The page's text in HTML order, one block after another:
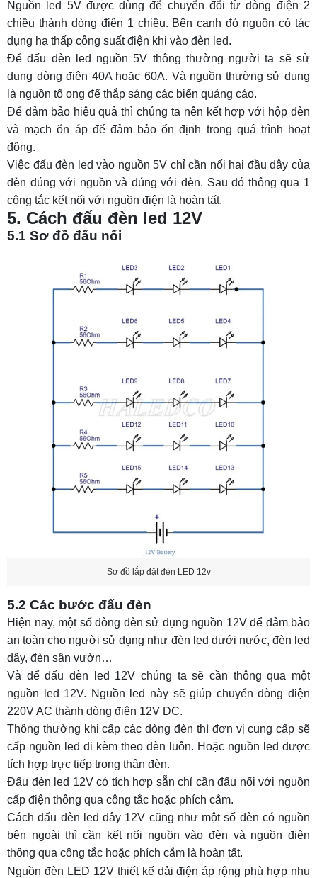
Nguồn led 5V được dùng để chuyển đổi từ dòng điện 2
chiều thành dòng điện 1 chiều. Bên cạnh đó nguồn có tác
dụng hạ thấp công suất điện khi vào đèn led.
Để đấu đèn led nguồn 5V thông thường người ta sẽ sử
dụng dòng điện 40A hoặc 60A. Và nguồn thường sử dụng
là nguồn tổ ong để thắp sáng các biển quảng cáo.
Để đảm bảo hiệu quả thì chúng ta nên kết hợp với hộp đèn
và mạch ổn áp để đảm bảo ổn định trong quá trình hoạt
động.
Việc đấu đèn led vào nguồn 5V chỉ cần nối hai đầu dây của
đèn đúng với nguồn và đúng với đèn. Sau đó thông qua 1
công tắc kết nối với nguồn điện là hoàn tất.
5. Cách đấu đèn led 12V
5.1 Sơ đồ đấu nối
Sơ đồ lắp đặt đèn LED 12v
5.2 Các bước đấu đèn
Hiện nay, một số dòng đèn sử dụng nguồn 12V để đảm bảo
an toàn cho người sử dụng như đèn led dưới nước, đèn led
dây, đèn sân vườn…
Và để đấu đèn led 12V chúng ta sẽ cần thông qua một
nguồn led 12V. Nguồn led này sẽ giúp chuyển dòng điện
220V AC thành dòng điện 12V DC.
Thông thường khi cấp các dòng đèn thì đơn vị cung cấp sẽ
cấp nguồn led đi kèm theo đèn luôn. Hoặc nguồn led được
tích hợp trực tiếp trong thân đèn.
Đấu đèn led 12V có tích hợp sẵn chỉ cần đấu nối với nguồn
cấp điện thông qua công tắc hoặc phích cắm.
Cách đấu đèn led dây 12V cũng như một số đèn có nguồn
bên ngoài thì cần kết nối nguồn vào đèn và nguồn điện
thông qua công tắc hoặc phích cắm là hoàn tất.
Nguồn đèn LED 12V thiết kế dải điện áp rộng phù hợp nhu